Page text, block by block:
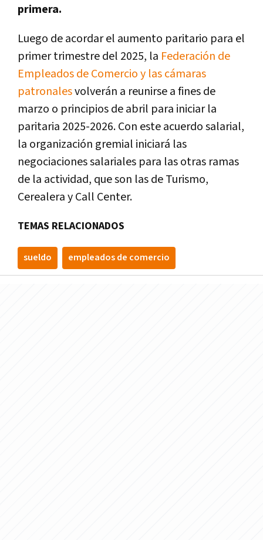
primera.
Luego de acordar el aumento paritario para el
primer trimestre del 2025, la Federación de
Empleados de Comercio y las cámaras
patronalesvolverán a reunirse a fines de
marzo o principios de abril para iniciar la
paritaria 2025-2026. Con este acuerdo salarial,
la organización gremial iniciará las
negociaciones salariales para las otras ramas
de la actividad, que son las de Turismo,
Cerealera y Call Center.
TEMAS RELACIONADOS
sueldo empleados de comercio